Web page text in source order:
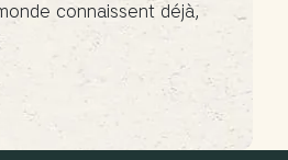
connaissent déjà,